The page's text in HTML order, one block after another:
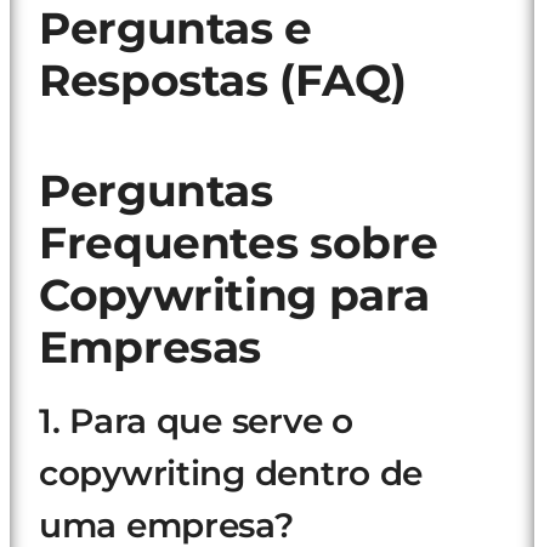
Perguntas e
Respostas (FAQ)
Perguntas
Frequentes sobre
Copywriting para
Empresas
1. Para que serve o
copywriting dentro de
uma empresa?